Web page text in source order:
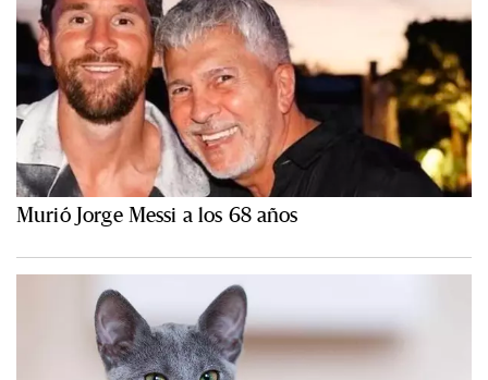
Murió Jorge Messi a los 68 años